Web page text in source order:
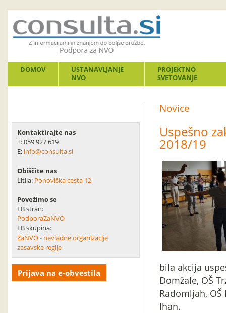
DOMOV
USTANAVLJANJE
NVO
PROJEKTNO
SVETOVANJE
Kontaktirajte nas
T: 059 927 619
E: info@consulta.si
Obiščite nas
Litija: Ponoviška cesta 12
Povežimo se
FB stran:
PodporaZaNVO
FB skupina:
ZaNVO - nevladne organizacije
zasavske regije
Prijava na e-obvestila
Novice
Uspešno
2018/19
bila akcija
Domžale, OŠ
Radomljah,
Ihan.